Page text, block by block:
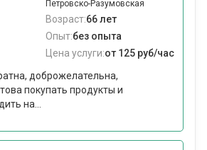
Петровско-Разумовская
Возраст:66 лет
Опыт:без опыта
Цена услуги:от 125 руб/час
доброжелательна,
покупать продукты и
на...